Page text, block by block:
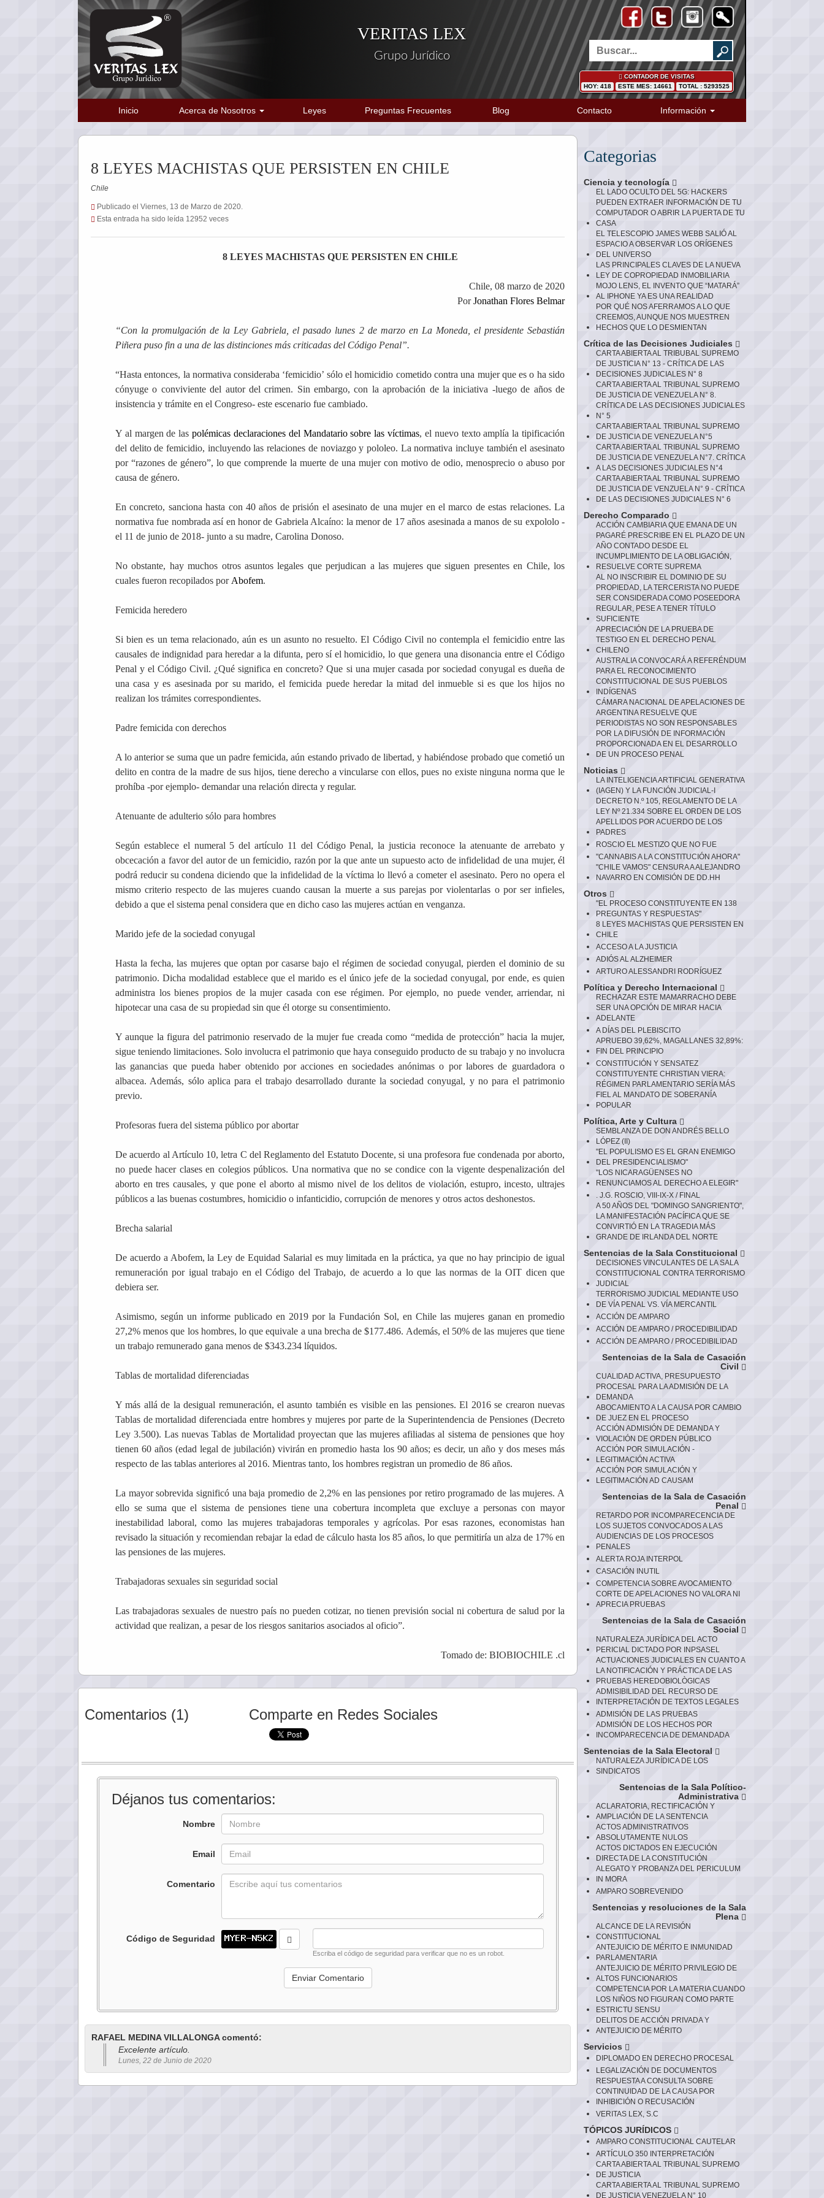
VERITAS LEX
Grupo Jurídico
CONTADOR DE VISITAS
HOY: 418
ESTE MES: 14661 TOTAL : 5293525
Inicio Acerca de Nosotros Leyes Preguntas Frecuentes Blog Contacto Información
8 LEYES MACHISTAS QUE PERSISTEN EN CHILE
Chile
Publicado el Viernes, 13 de Marzo de 2020.
Esta entrada ha sido leída 12952 veces
8 LEYES MACHISTAS QUE PERSISTEN EN CHILE
Chile, 08 marzo de 2020
PorJonathan Flores Belmar
“Con la promulgación de la Ley Gabriela, el pasado lunes 2 de marzo en La Moneda, el presidente Sebastián
Piñera puso fin a una de las distinciones más criticadas del Código Penal”.
“Hasta entonces, la normativa consideraba ‘femicidio’ sólo el homicidio cometido contra una mujer que es o ha sido
cónyuge o conviviente del autor del crimen. Sin embargo, con la aprobación de la iniciativa -luego de años de
insistencia y trámite en el Congreso- este escenario fue cambiado.
Y al margen de laspolémicas declaraciones del Mandatario sobre las víctimas, el nuevo texto amplía la tipificación
del delito de femicidio, incluyendo las relaciones de noviazgo y pololeo. La normativa incluye también el asesinato
por “razones de género”, lo que comprende la muerte de una mujer con motivo de odio, menosprecio o abuso por
causa de género.
En concreto, sanciona hasta con 40 años de prisión el asesinato de una mujer en el marco de estas relaciones. La
normativa fue nombrada así en honor de Gabriela Alcaíno: la menor de 17 años asesinada a manos de su expololo -
el 11 de junio de 2018- junto a su madre, Carolina Donoso.
No obstante, hay muchos otros asuntos legales que perjudican a las mujeres que siguen presentes en Chile, los
cuales fueron recopilados por Abofem.
Femicida heredero
Si bien es un tema relacionado, aún es un asunto no resuelto. El Código Civil no contempla el femicidio entre las
causales de indignidad para heredar a la difunta, pero sí el homicidio, lo que genera una disonancia entre el Código
Penal y el Código Civil. ¿Qué significa en concreto? Que si una mujer casada por sociedad conyugal es dueña de
una casa y es asesinada por su marido, el femicida puede heredar la mitad del inmueble si es que los hijos no
realizan los trámites correspondientes.
Padre femicida con derechos
A lo anterior se suma que un padre femicida, aún estando privado de libertad, y habiéndose probado que cometió un
delito en contra de la madre de sus hijos, tiene derecho a vincularse con ellos, pues no existe ninguna norma que le
prohíba -por ejemplo- demandar una relación directa y regular.
Atenuante de adulterio sólo para hombres
Según establece el numeral 5 del artículo 11 del Código Penal, la justicia reconoce la atenuante de arrebato y
obcecación a favor del autor de un femicidio, razón por la que ante un supuesto acto de infidelidad de una mujer, él
podrá reducir su condena diciendo que la infidelidad de la víctima lo llevó a cometer el asesinato. Pero no opera el
mismo criterio respecto de las mujeres cuando causan la muerte a sus parejas por violentarlas o por ser infieles,
debido a que el sistema penal considera que en dicho caso las mujeres actúan en venganza.
Marido jefe de la sociedad conyugal
Hasta la fecha, las mujeres que optan por casarse bajo el régimen de sociedad conyugal, pierden el dominio de su
patrimonio. Dicha modalidad establece que el marido es el único jefe de la sociedad conyugal, por ende, es quien
administra los bienes propios de la mujer casada con ese régimen. Por ejemplo, no puede vender, arriendar, ni
hipotecar una casa de su propiedad sin que él otorge su consentimiento.
Y aunque la figura del patrimonio reservado de la mujer fue creada como “medida de protección” hacia la mujer,
sigue teniendo limitaciones. Solo involucra el patrimonio que haya conseguido producto de su trabajo y no involucra
las ganancias que pueda haber obtenido por acciones en sociedades anónimas o por labores de guardadora o
albacea. Además, sólo aplica para el trabajo desarrollado durante la sociedad conyugal, y no para el patrimonio
previo.
Profesoras fuera del sistema público por abortar
De acuerdo al Artículo 10, letra C del Reglamento del Estatuto Docente, si una profesora fue condenada por aborto,
no puede hacer clases en colegios públicos. Una normativa que no se condice con la vigente despenalización del
aborto en tres causales, y que pone el aborto al mismo nivel de los delitos de violación, estupro, incesto, ultrajes
públicos a las buenas costumbres, homicidio o infanticidio, corrupción de menores y otros actos deshonestos.
Brecha salarial
De acuerdo a Abofem, la Ley de Equidad Salarial es muy limitada en la práctica, ya que no hay principio de igual
remuneración por igual trabajo en el Código del Trabajo, de acuerdo a lo que las normas de la OIT dicen que
debiera ser.
Asimismo, según un informe publicado en 2019 por la Fundación Sol, en Chile las mujeres ganan en promedio
27,2% menos que los hombres, lo que equivale a una brecha de $177.486. Además, el 50% de las mujeres que tiene
un trabajo remunerado gana menos de $343.234 líquidos.
Tablas de mortalidad diferenciadas
Y más allá de la desigual remuneración, el asunto también es visible en las pensiones. El 2016 se crearon nuevas
Tablas de mortalidad diferenciada entre hombres y mujeres por parte de la Superintendencia de Pensiones (Decreto
Ley 3.500). Las nuevas Tablas de Mortalidad proyectan que las mujeres afiliadas al sistema de pensiones que hoy
tienen 60 años (edad legal de jubilación) vivirán en promedio hasta los 90 años; es decir, un año y dos meses más
respecto de las tablas anteriores al 2016. Mientras tanto, los hombres registran un promedio de 86 años.
La mayor sobrevida significó una baja promedio de 2,2% en las pensiones por retiro programado de las mujeres. A
ello se suma que el sistema de pensiones tiene una cobertura incompleta que excluye a personas con mayor
inestabilidad laboral, como las mujeres trabajadoras temporales y agrícolas. Por esas razones, economistas han
revisado la situación y recomiendan rebajar la edad de cálculo hasta los 85 años, lo que permitiría un alza de 17% en
las pensiones de las mujeres.
Trabajadoras sexuales sin seguridad social
Las trabajadoras sexuales de nuestro país no pueden cotizar, no tienen previsión social ni cobertura de salud por la
actividad que realizan, a pesar de los riesgos sanitarios asociados al oficio”.
Tomado de: BIOBIOCHILE .cl
Comentarios (1) Comparte en Redes Sociales
Déjanos tus comentarios:
Nombre
Email
Comentario
Código de Seguridad
Escriba el código de seguridad para verificar que no es un robot.
RAFAEL MEDINA VILLALONGA comentó:
Excelente artículo.
Lunes, 22 de Junio de 2020
Categorias
Ciencia y tecnología
EL LADO OCULTO DEL 5G: HACKERS
PUEDEN EXTRAER INFORMACIÓN DE TU
COMPUTADOR O ABRIR LA PUERTA DE TU
CASA
EL TELESCOPIO JAMES WEBB SALIÓ AL
ESPACIO A OBSERVAR LOS ORÍGENES
DEL UNIVERSO
LAS PRINCIPALES CLAVES DE LA NUEVA
LEY DE COPROPIEDAD INMOBILIARIA
MOJO LENS, EL INVENTO QUE “MATARÁ”
AL IPHONE YA ES UNA REALIDAD
POR QUÉ NOS AFERRAMOS A LO QUE
CREEMOS, AUNQUE NOS MUESTREN
HECHOS QUE LO DESMIENTAN
Crítica de las Decisiones Judiciales
CARTA ABIERTA AL TRIBUBAL SUPREMO
DE JUSTICIA N° 13 - CRÍTICA DE LAS
DECISIONES JUDICIALES N° 8
CARTA ABIERTA AL TRIBUNAL SUPREMO
DE JUSTICIA DE VENEZUELA N° 8.
CRÍTICA DE LAS DECISIONES JUDICIALES
N° 5
CARTA ABIERTA AL TRIBUNAL SUPREMO
DE JUSTICIA DE VENEZUELA N°5
CARTA ABIERTA AL TRIBUNAL SUPREMO
DE JUSTICIA DE VENEZUELA N°7. CRÍTICA
A LAS DECISIONES JUDICIALES N°4
CARTA ABIERTA AL TRIBUNAL SUPREMO
DE JUSTICIA DE VENZUELA N° 9 - CRÍTICA
DE LAS DECISIONES JUDICIALES N° 6
Derecho Comparado
ACCIÓN CAMBIARIA QUE EMANA DE UN
PAGARÉ PRESCRIBE EN EL PLAZO DE UN
AÑO CONTADO DESDE EL
INCUMPLIMIENTO DE LA OBLIGACIÓN,
RESUELVE CORTE SUPREMA
AL NO INSCRIBIR EL DOMINIO DE SU
PROPIEDAD, LA TERCERISTA NO PUEDE
SER CONSIDERADA COMO POSEEDORA
REGULAR, PESE A TENER TÍTULO
SUFICIENTE
APRECIACIÓN DE LA PRUEBA DE
TESTIGO EN EL DERECHO PENAL
CHILENO
AUSTRALIA CONVOCARÁ A REFERÉNDUM
PARA EL RECONOCIMIENTO
CONSTITUCIONAL DE SUS PUEBLOS
INDÍGENAS
CÁMARA NACIONAL DE APELACIONES DE
ARGENTINA RESUELVE QUE
PERIODISTAS NO SON RESPONSABLES
POR LA DIFUSIÓN DE INFORMACIÓN
PROPORCIONADA EN EL DESARROLLO
DE UN PROCESO PENAL
Noticias
LA INTELIGENCIA ARTIFICIAL GENERATIVA
(IAGEN) Y LA FUNCIÓN JUDICIAL-I
DECRETO N.º 105, REGLAMENTO DE LA
LEY Nº 21.334 SOBRE EL ORDEN DE LOS
APELLIDOS POR ACUERDO DE LOS
PADRES
ROSCIO EL MESTIZO QUE NO FUE
"CANNABIS A LA CONSTITUCIÓN AHORA"
"CHILE VAMOS" CENSURA A ALEJANDRO
NAVARRO EN COMISIÓN DE DD.HH
Otros
"EL PROCESO CONSTITUYENTE EN 138
PREGUNTAS Y RESPUESTAS"
8 LEYES MACHISTAS QUE PERSISTEN EN
CHILE
ACCESO A LA JUSTICIA
ADIÓS AL ALZHEIMER
ARTURO ALESSANDRI RODRÍGUEZ
Política y Derecho Internacional
RECHAZAR ESTE MAMARRACHO DEBE
SER UNA OPCIÓN DE MIRAR HACIA
ADELANTE
A DÍAS DEL PLEBISCITO
APRUEBO 39,62%, MAGALLANES 32,89%:
FIN DEL PRINCIPIO
CONSTITUCIÓN Y SENSATEZ
CONSTITUYENTE CHRISTIAN VIERA:
RÉGIMEN PARLAMENTARIO SERÍA MÁS
FIEL AL MANDATO DE SOBERANÍA
POPULAR
Política, Arte y Cultura
SEMBLANZA DE DON ANDRÉS BELLO
LÓPEZ (II)
"EL POPULISMO ES EL GRAN ENEMIGO
DEL PRESIDENCIALISMO"
"LOS NICARAGÜENSES NO
RENUNCIAMOS AL DERECHO A ELEGIR"
. J.G. ROSCIO, VIII-IX-X / FINAL
A 50 AÑOS DEL "DOMINGO SANGRIENTO",
LA MANIFESTACIÓN PACÍFICA QUE SE
CONVIRTIÓ EN LA TRAGEDIA MÁS
GRANDE DE IRLANDA DEL NORTE
Sentencias de la Sala Constitucional
DECISIONES VINCULANTES DE LA SALA
CONSTITUCIONAL CONTRA TERRORISMO
JUDICIAL
TERRORISMO JUDICIAL MEDIANTE USO
DE VÍA PENAL VS. VÍA MERCANTIL
ACCIÓN DE AMPARO
ACCIÓN DE AMPARO / PROCEDIBILIDAD
ACCIÓN DE AMPARO / PROCEDIBILIDAD
Sentencias de la Sala de Casación
Civil
CUALIDAD ACTIVA, PRESUPUESTO
PROCESAL PARA LA ADMISIÓN DE LA
DEMANDA
ABOCAMIENTO A LA CAUSA POR CAMBIO
DE JUEZ EN EL PROCESO
ACCIÓN ADMISIÓN DE DEMANDA Y
VIOLACIÓN DE ORDEN PÚBLICO
ACCIÓN POR SIMULACIÓN -
LEGITIMACIÓN ACTIVA
ACCIÓN POR SIMULACIÓN Y
LEGITIMACIÓN AD CAUSAM
Sentencias de la Sala de Casación
Penal
RETARDO POR INCOMPARECENCIA DE
LOS SUJETOS CONVOCADOS A LAS
AUDIENCIAS DE LOS PROCESOS
PENALES
ALERTA ROJA INTERPOL
CASACIÓN INUTIL
COMPETENCIA SOBRE AVOCAMIENTO
CORTE DE APELACIONES NO VALORA NI
APRECIA PRUEBAS
Sentencias de la Sala de Casación
Social
NATURALEZA JURÍDICA DEL ACTO
PERICIAL DICTADO POR INPSASEL
ACTUACIONES JUDICIALES EN CUANTO A
LA NOTIFICACIÓN Y PRÁCTICA DE LAS
PRUEBAS HEREDOBIOLÒGICAS
ADMISIBILIDAD DEL RECURSO DE
INTERPRETACIÓN DE TEXTOS LEGALES
ADMISIÓN DE LAS PRUEBAS
ADMISIÓN DE LOS HECHOS POR
INCOMPARECENCIA DE DEMANDADA
Sentencias de la Sala Electoral
NATURALEZA JURÍDICA DE LOS
SINDICATOS
Sentencias de la Sala Político-
Administrativa
ACLARATORIA, RECTIFICACIÓN Y
AMPLIACIÓN DE LA SENTENCIA
ACTOS ADMINISTRATIVOS
ABSOLUTAMENTE NULOS
ACTOS DICTADOS EN EJECUCIÓN
DIRECTA DE LA CONSTITUCIÓN
ALEGATO Y PROBANZA DEL PERICULUM
IN MORA
AMPARO SOBREVENIDO
Sentencias y resoluciones de la Sala
Plena
ALCANCE DE LA REVISIÓN
CONSTITUCIONAL
ANTEJUICIO DE MÉRITO E INMUNIDAD
PARLAMENTARIA
ANTEJUICIO DE MÉRITO PRIVILEGIO DE
ALTOS FUNCIONARIOS
COMPETENCIA POR LA MATERIA CUANDO
LOS NIÑOS NO FIGURAN COMO PARTE
ESTRICTU SENSU
DELITOS DE ACCIÓN PRIVADA Y
ANTEJUICIO DE MÉRITO
Servicios
DIPLOMADO EN DERECHO PROCESAL
LEGALIZACIÓN DE DOCUMENTOS
RESPUESTA A CONSULTA SOBRE
CONTINUIDAD DE LA CAUSA POR
INHIBICIÓN O RECUSACIÓN
VERITAS LEX, S.C
TÓPICOS JURÍDICOS
AMPARO CONSTITUCIONAL CAUTELAR
ARTÍCULO 350 INTERPRETACIÓN
CARTA ABIERTA AL TRIBUNAL SUPREMO
DE JUSTICIA
CARTA ABIERTA AL TRIBUNAL SUPREMO
DE JUSTICIA VENEZUELA N° 10